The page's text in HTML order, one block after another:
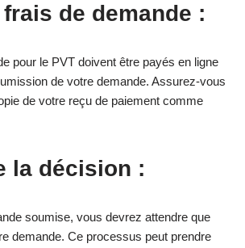
de demande :
pour le PVT doivent être payés en ligne
de votre demande. Assurez-vous
de votre reçu de paiement comme
la décision :
soumise, vous devrez attendre que
demande. Ce processus peut prendre